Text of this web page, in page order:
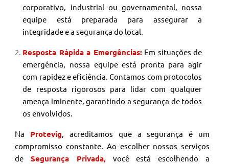
corporativo, industrial ou governamental, nossa
equipe está preparada para assegurar a
integridade e a segurança do local.
Resposta Rápida a Emergências: Em situações de
emergência, nossa equipe está pronta para agir
com rapidez e eficiência. Contamos com protocolos
de resposta rigorosos para lidar com qualquer
ameaça iminente, garantindo a segurança de todos
os envolvidos.
Na Protevig , acreditamos que a segurança é um
compromisso constante. Ao escolher nossos serviços
de
Segurança Privada, você está escolhendo a